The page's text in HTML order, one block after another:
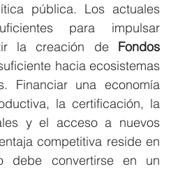
pública. Los actuales
para impulsar
la creación de Fondos
hacia ecosistemas
Financiar una economía
la certificación, la
y el acceso a nuevos
competitiva reside en
debe convertirse en un